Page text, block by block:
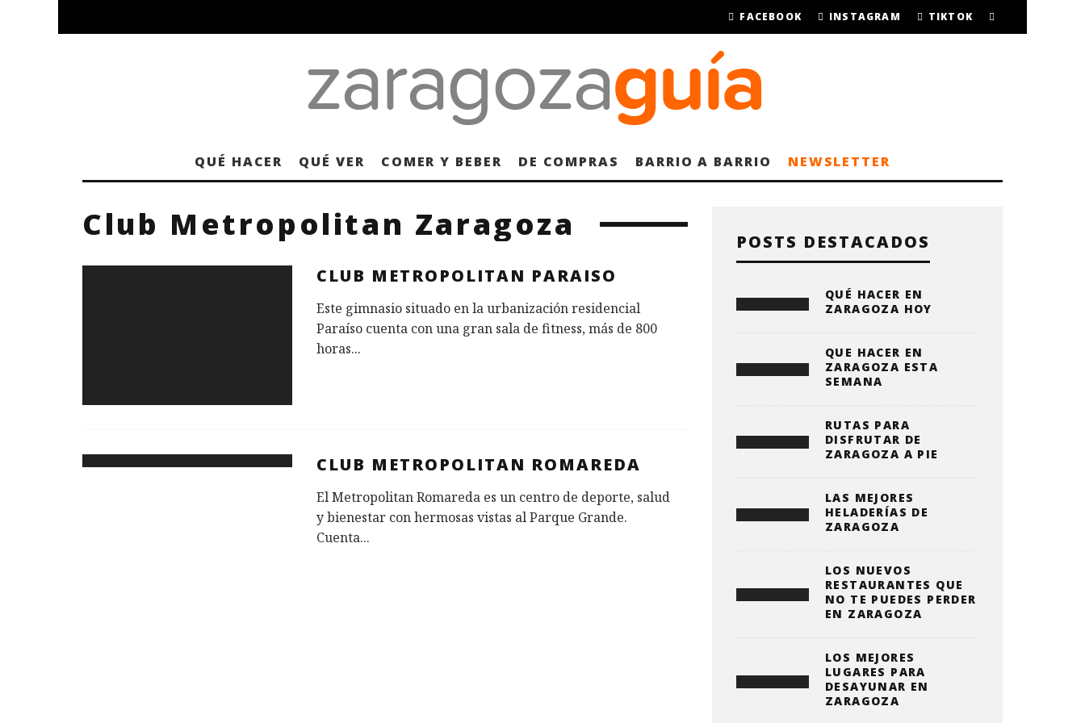
FACEBOOK INSTAGRAM TIKTOK
QUÉ HACER QUÉ VER COMER Y BEBER DE COMPRAS BARRIO A BARRIO NEWSLETTER
Club Metropolitan Zaragoza
CLUB METROPOLITAN PARAISO
Este gimnasio situado en la urbanización residencial
Paraíso cuenta con una gran sala de fitness, más de 800
horas...
CLUB METROPOLITAN ROMAREDA
El Metropolitan Romareda es un centro de deporte, salud
y bienestar con hermosas vistas al Parque Grande.
Cuenta...
POSTS DESTACADOS
QUÉ HACER EN
ZARAGOZA HOY
QUE HACER EN
ZARAGOZA ESTA
SEMANA
RUTAS PARA
DISFRUTAR DE
ZARAGOZA A PIE
LAS MEJORES
HELADERÍAS DE
ZARAGOZA
LOS NUEVOS
RESTAURANTES QUE
NO TE PUEDES PERDER
EN ZARAGOZA
LOS MEJORES
LUGARES PARA
DESAYUNAR EN
ZARAGOZA